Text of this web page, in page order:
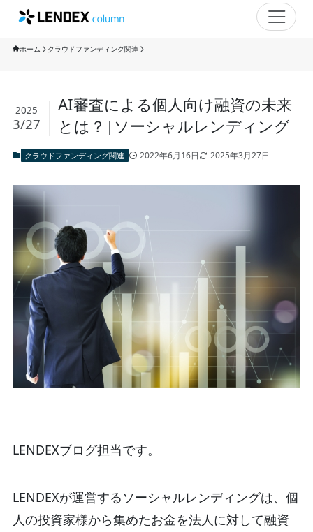
ホーム クラウドファンディング関連
AI審査による個人向け融資の未来
とは？|ソーシャルレンディング
2025
3/27
クラウドファンディング関連 2022年6月16日 2025年3月27日
LENDEXブログ担当です。
LENDEXが運営するソーシャルレンディングは、個
人の投資家様から集めたお金を法人に対して融資